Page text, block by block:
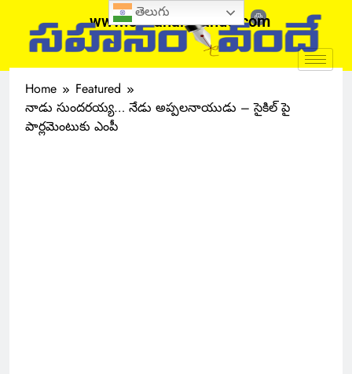
www.sahanamvande.com
Home
Featured
నాడు సుందరయ్య… నేడు అప్పలనాయుడు – సైకిల్ పై
పార్లమెంటుకు ఎంపీ
తెలుగు